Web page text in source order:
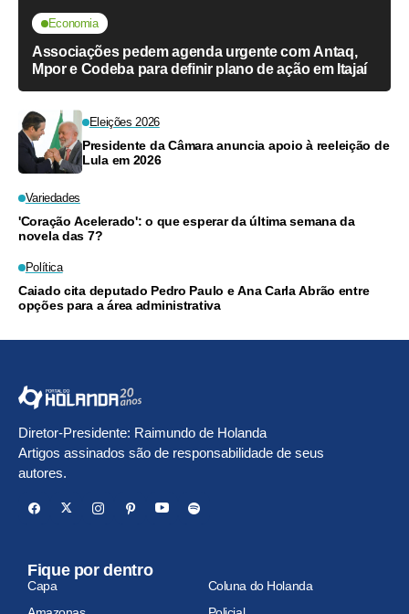
Economia
Associações pedem agenda urgente com Antaq,
Mpor e Codeba para definir plano de ação em Itajaí
Eleições 2026
Presidente da Câmara anuncia apoio à reeleição de
Lula em 2026
Variedades
'Coração Acelerado': o que esperar da última semana da
novela das 7?
Política
Caiado cita deputado Pedro Paulo e Ana Carla Abrão entre
opções para a área administrativa
Diretor-Presidente: Raimundo de Holanda
Artigos assinados são de responsabilidade de seus
autores.
Fique por dentro
Capa
Coluna do Holanda